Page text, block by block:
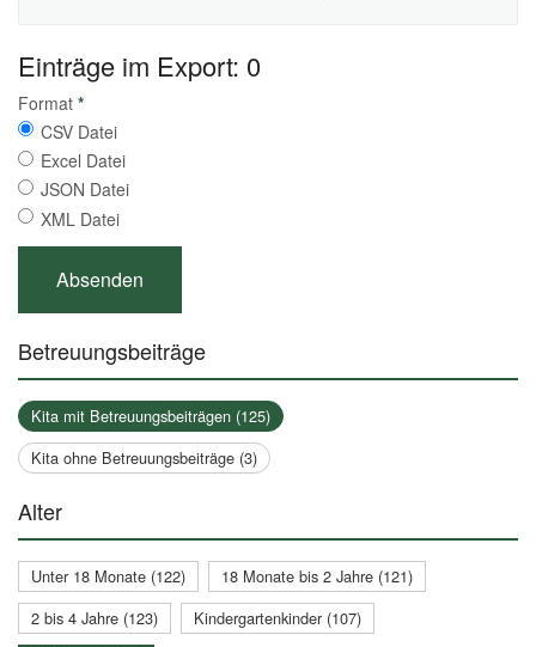
Einträge im Export: 0
Format *
CSV Datei
Excel Datei
JSON Datei
XML Datei
Betreuungsbeiträge
Kita mit Betreuungsbeiträgen (125)
Kita ohne Betreuungsbeiträge (3)
Alter
Unter 18 Monate (122)
18 Monate bis 2 Jahre (121)
2 bis 4 Jahre (123)
Kindergartenkinder (107)